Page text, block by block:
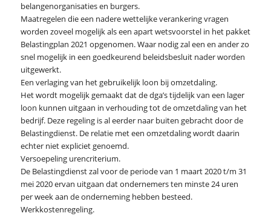
belangenorganisaties en burgers.
Maatregelen die een nadere wettelijke verankering vragen
worden zoveel mogelijk als een apart wetsvoorstel in het pakket
Belastingplan 2021 opgenomen. Waar nodig zal een en ander zo
snel mogelijk in een goedkeurend beleidsbesluit nader worden
uitgewerkt.
Een verlaging van het gebruikelijk loon bij omzetdaling.
Het wordt mogelijk gemaakt dat de dga’s tijdelijk van een lager
loon kunnen uitgaan in verhouding tot de omzetdaling van het
bedrijf. Deze regeling is al eerder naar buiten gebracht door de
Belastingdienst. De relatie met een omzetdaling wordt daarin
echter niet expliciet genoemd.
Versoepeling urencriterium.
De Belastingdienst zal voor de periode van 1 maart 2020 t/m 31
mei 2020 ervan uitgaan dat ondernemers ten minste 24 uren
per week aan de onderneming hebben besteed.
Werkkostenregeling.